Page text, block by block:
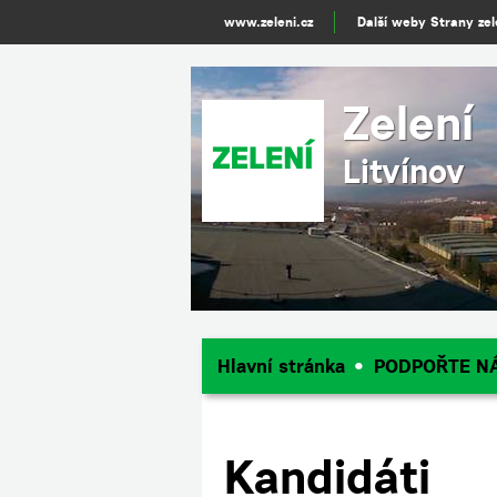
Zelení
Litvínov
Hlavní stránka PODPOŘTE
Kandidáti
www.zeleni.cz Další weby Strany